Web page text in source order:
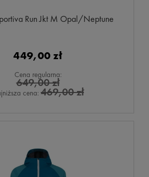
Run Jkt M Opal/Neptune
449,00 zł
Cena regularna:
649,00 zł
cena: 469,00 zł